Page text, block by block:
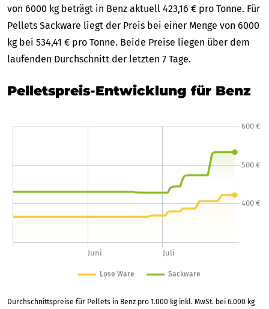
von 6000 kg beträgt in Benz aktuell 423,16 € pro Tonne. Für
Pellets Sackware liegt der Preis bei einer Menge von 6000
kg bei 534,41 € pro Tonne. Beide Preise liegen über dem
laufenden Durchschnitt der letzten 7 Tage.
Pelletspreis-Entwicklung für Benz
Durchschnittspreise für Pellets in Benz pro 1.000 kg inkl. MwSt. bei 6.000 kg